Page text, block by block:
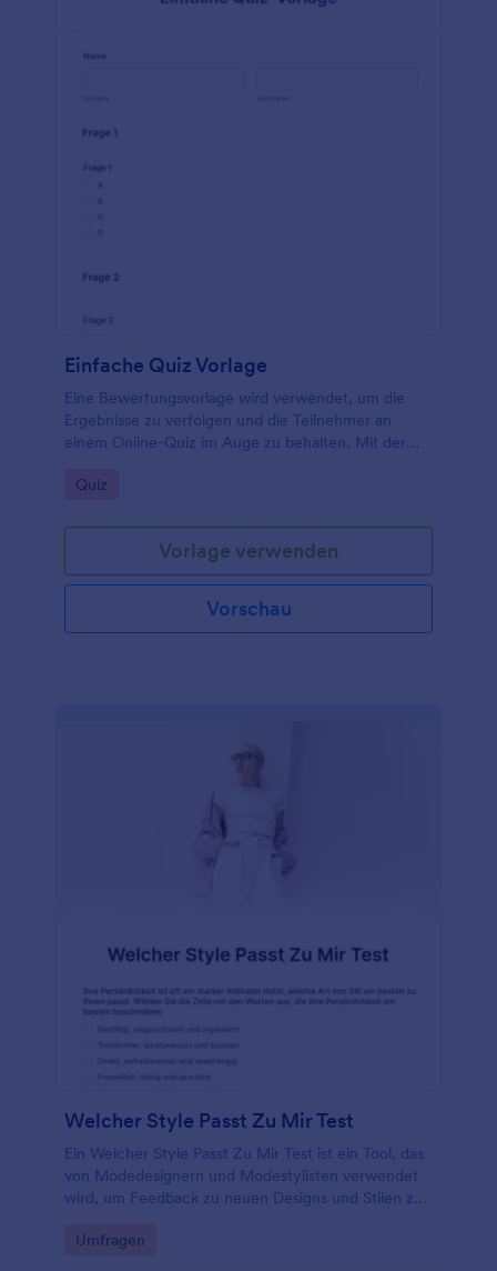
Einfache Quiz Vorlage
Eine Bewertungsvorlage wird verwendet, um die
Ergebnisse zu verfolgen und die Teilnehmer an
einem Online-Quiz im Auge zu behalten. Mit der
Quiz für Ihre Website-Besucher einrichten.
des Formulars passend zu Ihrem Thema, betten Sie
die Formularvorlage ein und warten Sie auf
Übermittlungen! Die Vorlage ist ideal für
akademische Zwecke, Quizze im Klassenzimmer
oder Tests am Arbeitsplatz.Gestalten Sie Ihre Simple
erfassen möchten, nutzen Sie einfach die über 100
Slack synchronisieren. Verbessern Sie die
Kommunikation mit Ihrem Publikum und machen Sie
das Beste aus Ihren Quiz-Ergebnissen mit einer
Go to Category:
Quiz
Vorlage verwenden
Vorschau
Welcher Style Passt Zu Mir Test
Ein Welcher Style Passt Zu Mir Test ist ein Tool, das
von Modedesignern und Modestylisten verwendet
wird, um Feedback zu neuen Designs und Stilen zu
Go to Category:
Umfragen